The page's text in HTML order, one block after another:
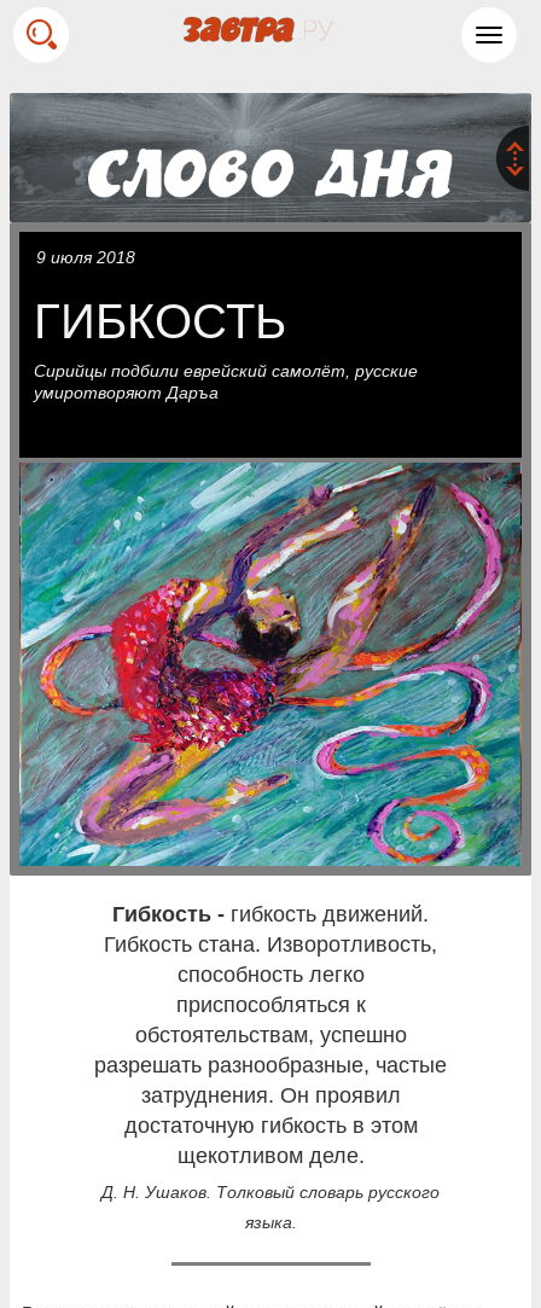
9 июля 2018
ГИБКОСТЬ
Сирийцы подбили еврейский самолёт, русские
умиротворяют Даръа
гибкость - гибкость движений.
Гибкость стана. Изворотливость,
способность легко
приспособляться к
обстоятельствам, успешно
разрешать разнообразные, частые
затруднения. Он проявил
достаточную гибкость в этом
щекотливом деле.
Д. Н. Ушаков. Толковый словарь русского
языка.